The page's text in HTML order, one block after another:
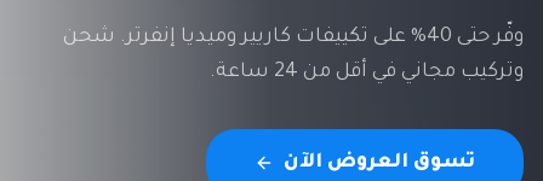
وفّر حتى 40% على تكييفات كاريير وميديا إنفرتر. شحن
وتركيب مجاني في أقل من 24 ساعة.
تسوق العروض الآن